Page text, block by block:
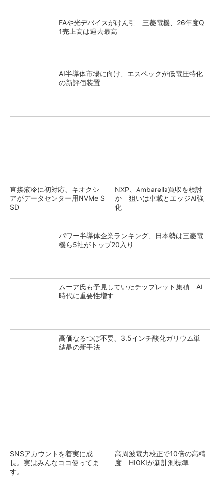
FAや光デバイスがけん引 三菱電機、26年度Q
1売上高は過去最高
AI半導体市場に向け、エスペックが低電圧特化
の新評価装置
直接液冷に初対応、キオクシ
アがデータセンター用NVMe S
SD
NXP、Ambarella買収を検討
か 狙いは車載とエッジAI強
化
パワー半導体企業ランキング、日本勢は三菱電
機ら5社がトップ20入り
ムーア氏も予見していたチップレット集積 AI
時代に重要性増す
高価なるつぼ不要、3.5インチ酸化ガリウム単
結晶の新手法
SNSアカウントを着実に成
長。実はみんなココ使ってま
す。
高周波電力校正で10倍の高精
度 HIOKIが新計測標準